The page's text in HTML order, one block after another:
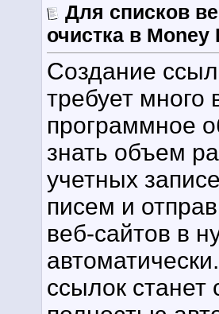
Для списков
очистка в
Создание
требует
программное
знать объем
учетных
писем и
веб-сайтов в
ссылок станет